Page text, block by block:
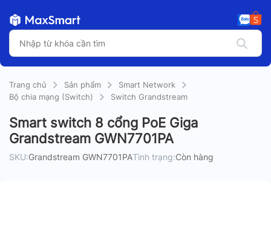
Trang chủ Sản phẩm
Smart Network
Bộ chia mạng (Switch)
Switch Grandstream
Smart switch 8 cổng PoE Giga
Grandstream GWN7701PA
SKU:Grandstream GWN7701PATình trạng:Còn hàng